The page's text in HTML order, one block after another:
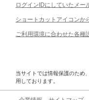
ログインIDにしていたメー
ショートカットアイコンか
ご利用環境に合わせた各種
当サイトでは情報保護のため
用しております。